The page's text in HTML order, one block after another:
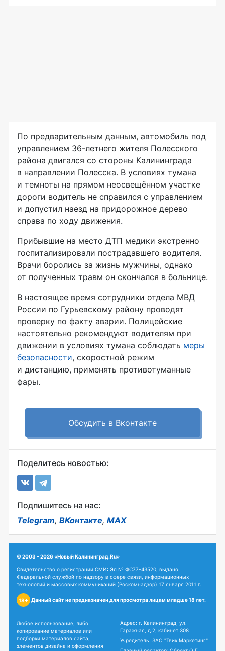
По предварительным данным, автомобиль под
управлением 36-летнего жителя Полесского
района двигался со стороны Калининграда
в направлении Полесска. В условиях тумана
и темноты на прямом неосвещённом участке
дороги водитель не справился с управлением
и допустил наезд на придорожное дерево
справа по ходу движения.
Прибывшие на место ДТП медики экстренно
госпитализировали пострадавшего водителя.
Врачи боролись за жизнь мужчины, однако
от полученных травм он скончался в больнице.
В настоящее время сотрудники отдела МВД
России по Гурьевскому району проводят
проверку по факту аварии. Полицейские
настоятельно рекомендуют водителям при
движении в условиях тумана соблюдать меры
безопасности, скоростной режим
и дистанцию, применять противотуманные
фары.
Обсудить в Вконтакте
Поделитесь новостью:
Подпишитесь на нас:
Telegram, ВКонтакте, MAX
© 2003 - 2026 «Новый Калининград.Ru»
Свидетельство о регистрации СМИ: Эл № ФС77-43520, выдано
Федеральной службой по надзору в сфере связи, информационных
технологий и массовых коммуникаций (Роскомнадзор) 17 января 2011 г.
18+ Данный сайт не предназначен для просмотра лицам младше 18 лет.
Любое использование, либо
копирование материалов или
подборки материалов сайта,
элементов дизайна и оформления
Адрес: г. Калининград, ул.
Гаражная, д.2, кабинет 308
Учредитель: ЗАО "Твик Маркетинг"